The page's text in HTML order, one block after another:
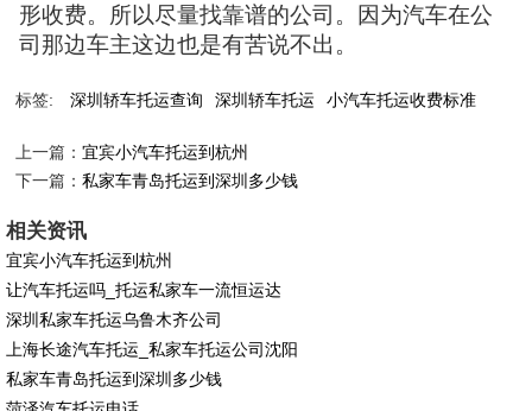
形收费。所以尽量找靠谱的公司。因为汽车在公
司那边车主这边也是有苦说不出。
标签: 深圳轿车托运查询 深圳轿车托运 小汽车托运收费标准
上一篇：宜宾小汽车托运到杭州
下一篇：私家车青岛托运到深圳多少钱
相关资讯
宜宾小汽车托运到杭州
让汽车托运吗_托运私家车一流恒运达
深圳私家车托运乌鲁木齐公司
上海长途汽车托运_私家车托运公司沈阳
私家车青岛托运到深圳多少钱